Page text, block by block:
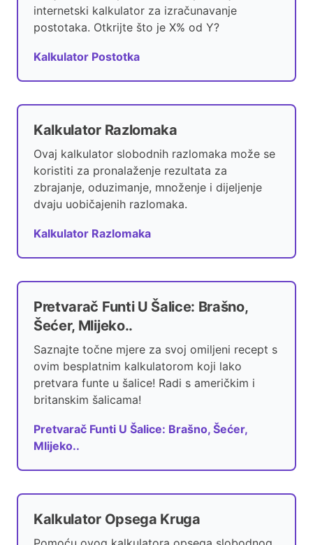
internetski kalkulator za izračunavanje
postotaka. Otkrijte što je X% od Y?
Kalkulator Postotka
Kalkulator Razlomaka
Ovaj kalkulator slobodnih razlomaka može se
koristiti za pronalaženje rezultata za
zbrajanje, oduzimanje, množenje i dijeljenje
dvaju uobičajenih razlomaka.
Kalkulator Razlomaka
Pretvarač Funti U Šalice: Brašno,
Šećer, Mlijeko..
Saznajte točne mjere za svoj omiljeni recept s
ovim besplatnim kalkulatorom koji lako
pretvara funte u šalice! Radi s američkim i
britanskim šalicama!
Pretvarač Funti U Šalice: Brašno, Šećer,
Mlijeko..
Kalkulator Opsega Kruga